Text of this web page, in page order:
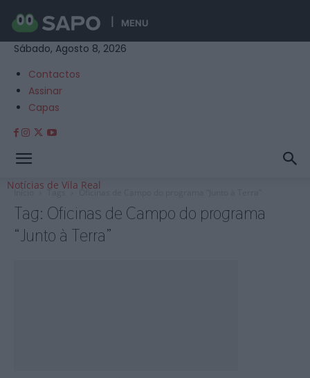
MENU
Sábado, Agosto 8, 2026
Contactos
Assinar
Capas
Notícias de Vila Real
Início Tags Oficinas de Campo do programa “Junto à Terra”
Tag: Oficinas de Campo do programa
“Junto à Terra”